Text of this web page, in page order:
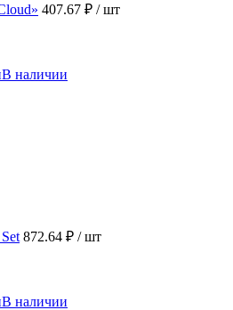
407.67 ₽ / шт
В наличии
872.64 ₽ / шт
В наличии